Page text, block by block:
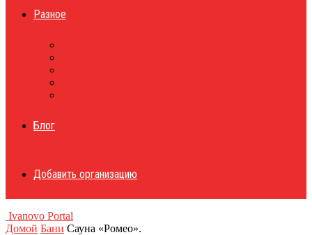
Разное
Блог
Добавить организацию
Ivanovo Portal
Домой Бани Сауна «Ромео».